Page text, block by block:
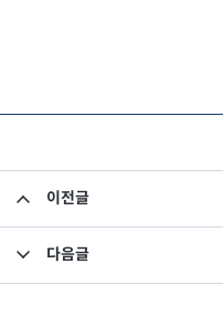
이전글
다음글